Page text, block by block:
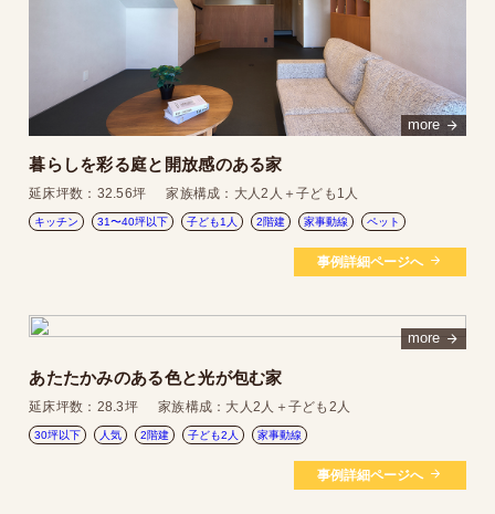
more
暮らしを彩る庭と開放感のある家
延床坪数： 32.56坪 家族構成： 大人2人＋子ども1人
キッチン 31〜40坪以下 子ども1人 2階建 家事動線 ペット
事例詳細ページへ
more
あたたかみのある色と光が包む家
延床坪数： 28.3坪 家族構成： 大人2人＋子ども2人
30坪以下 人気 2階建 子ども2人 家事動線
事例詳細ページへ